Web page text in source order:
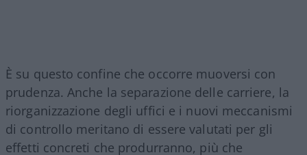
È su questo confine che occorre muoversi con
prudenza. Anche la separazione delle carriere, la
riorganizzazione degli uffici e i nuovi meccanismi
di controllo meritano di essere valutati per gli
effetti concreti che produrranno, più che